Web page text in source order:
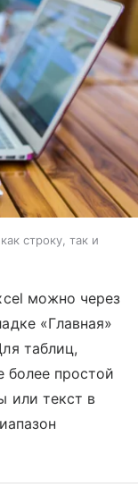
строку, так и
можно через
«Главная»
таблиц,
более простой
или текст в